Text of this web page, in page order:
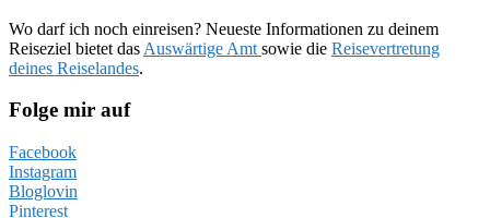
Wo darf ich noch einreisen? Neueste Informationen zu deinem
Reiseziel bietet das Auswärtige Amt sowie die Reisevertretung
deines Reiselandes.
Folge mir auf
Facebook
Instagram
Bloglovin
Pinterest